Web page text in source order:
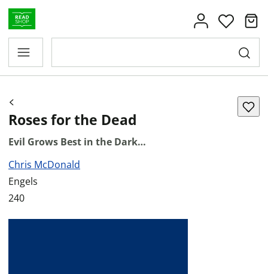
Roses for the Dead
Evil Grows Best in the Dark…
Chris McDonald
Engels
240